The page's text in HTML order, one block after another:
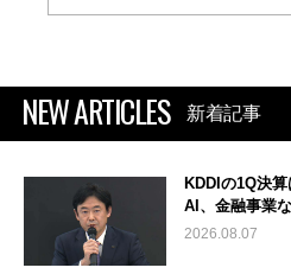
NEW ARTICLES 新着記事
KDDIの1Q決
AI、金融事業
2026.08.07